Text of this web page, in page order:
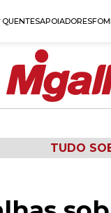
QUENTESAPOIADORES
TUDO